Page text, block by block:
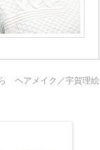
ヘアメイク／宇賀理絵